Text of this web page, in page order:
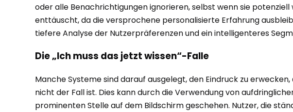
oder alle Benachrichtigungen ignorieren, selbst wenn sie
enttäuscht, da die versprochene personalisierte Erfahrung
tiefere Analyse der Nutzerpräferenzen und ein intelligenteres
Die „Ich muss das jetzt wissen“-Falle
Manche Systeme sind darauf ausgelegt, den Eindruck zu
nicht der Fall ist. Dies kann durch die Verwendung von
prominenten Stelle auf dem Bildschirm geschehen. Nutzer, die